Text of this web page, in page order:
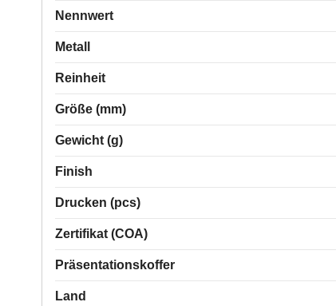
Nennwert
Metall
Reinheit
Größe (mm)
Gewicht (g)
Finish
Drucken (pcs)
Zertifikat (COA)
Präsentationskoffer
Land